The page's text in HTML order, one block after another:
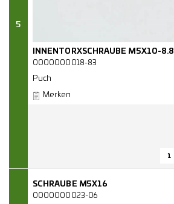
5
INNENTORXSCHRAUBE M5X10-8.8
0000000018-83
Puch
Merken
SCHRAUBE M5X16
0000000023-06